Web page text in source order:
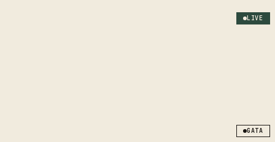
LIVE
GATA